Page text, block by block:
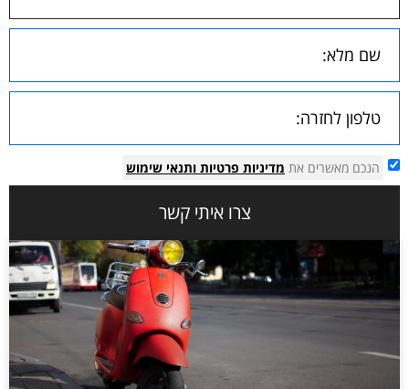
הנכם מאשרים את מדיניות פרטיות ותנאי שימוש
צרו איתי קשר